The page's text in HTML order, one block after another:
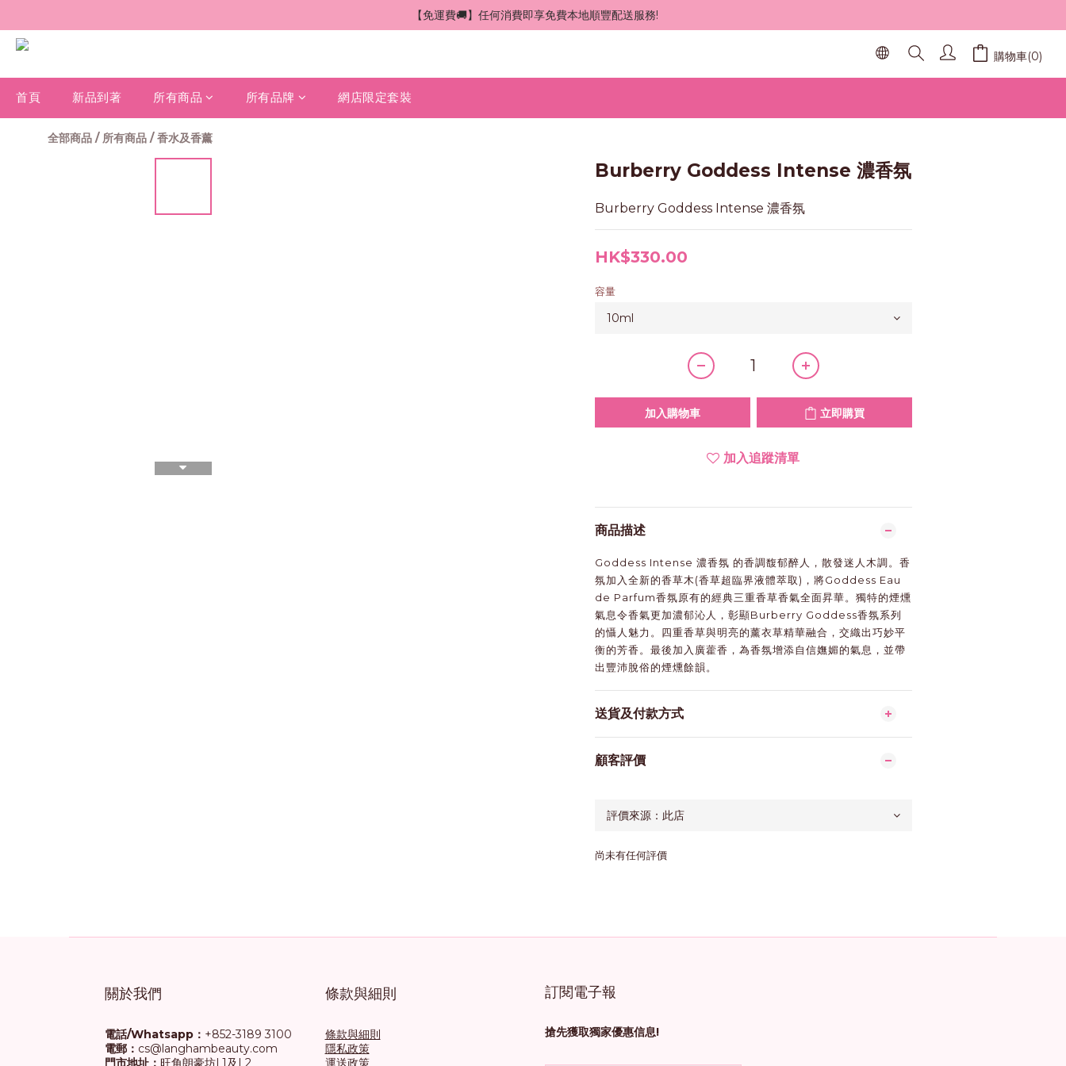
【免運費🚚】任何消費即享免費本地順豐配送服務!
購物車(0)
首頁 新品到著 所有商品 所有品牌 網店限定套裝
全部商品 / 所有商品 /香水及香薰
Burberry Goddess Intense 濃香氛
Burberry Goddess Intense 濃香氛
HK$330.00
容量
加入購物車 立即購買
加入追蹤清單
商品描述
Goddess Intense 濃香氛 的香調馥郁醉人，散發迷人木調。香
氛加入全新的香草木(香草超臨界液體萃取)，將Goddess Eau
de Parfum香氛原有的經典三重香草香氣全面昇華。獨特的煙燻
氣息令香氣更加濃郁沁人，彰顯Burberry Goddess香氛系列
的懾人魅力。四重香草與明亮的薰衣草精華融合，交織出巧妙平
衡的芳香。最後加入廣藿香，為香氛增添自信嫵媚的氣息，並帶
出豐沛脫俗的煙燻餘韻。
送貨及付款方式
顧客評價
尚未有任何評價
立即購買
關於我們
電話/Whatsapp： +852-3189 3100
電郵： cs@langhambeauty.com
門市地址： 旺角朗豪坊L1及L2
條款與細則
條款與細則
隱私政策
運送政策
訂閱電子報
搶先獲取獨家優惠信息!